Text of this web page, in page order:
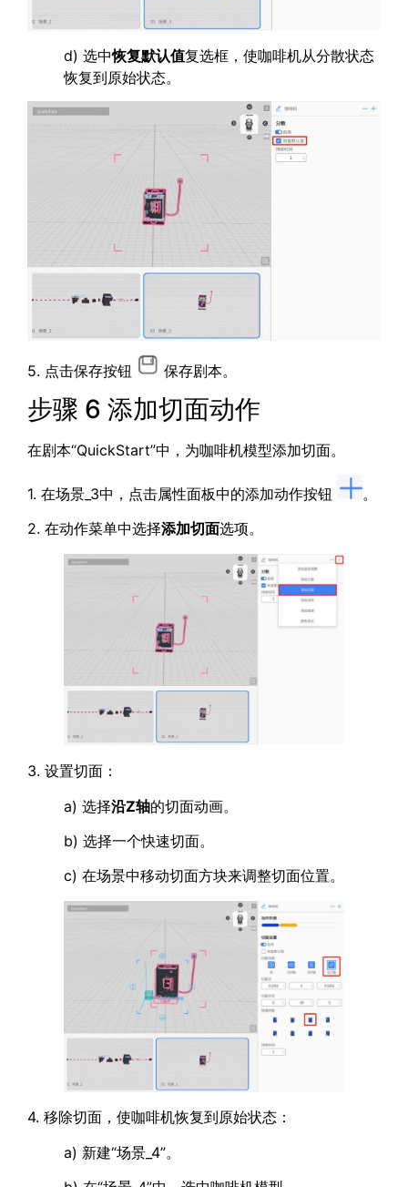
d) 选中恢复默认值复选框，使咖啡机从分散状态
恢复到原始状态。
5. 点击保存按钮 保存剧本。
步骤 6 添加切面动作
在剧本“QuickStart”中，为咖啡机模型添加切面。
1. 在场景_3中，点击属性面板中的添加动作按钮
。
2. 在动作菜单中选择添加切面选项。
3. 设置切面：
a) 选择沿Z轴的切面动画。
b) 选择一个快速切面。
c) 在场景中移动切面方块来调整切面位置。
4. 移除切面，使咖啡机恢复到原始状态：
a) 新建“场景_4”。